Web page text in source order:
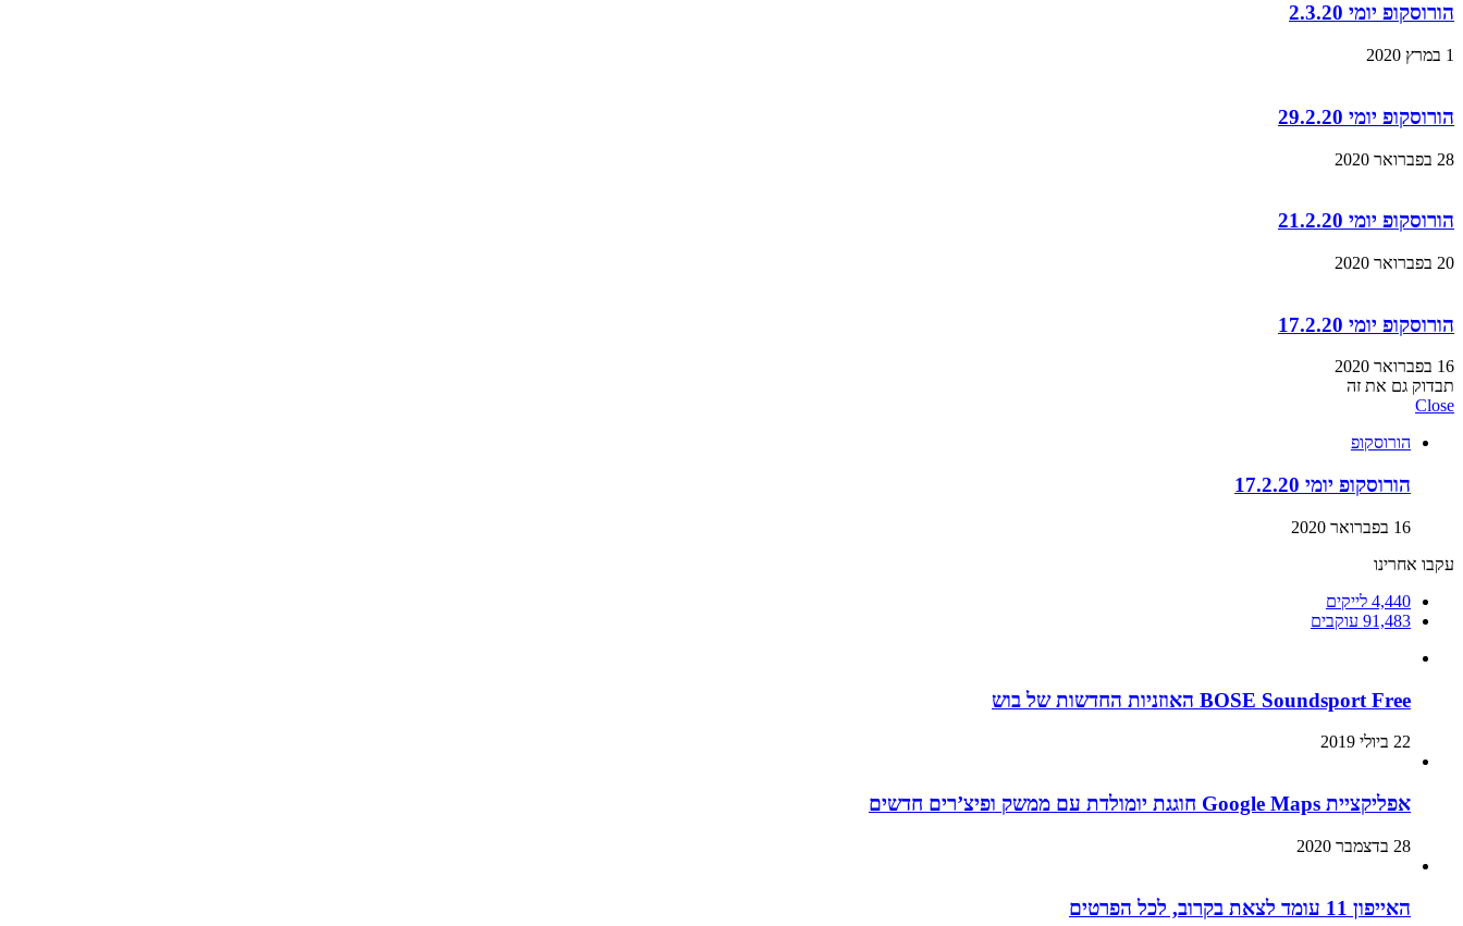
הורוסקופ יומי 2.3.20
1 במרץ 2020
הורוסקופ יומי 29.2.20
28 בפברואר 2020
הורוסקופ יומי 21.2.20
20 בפברואר 2020
הורוסקופ יומי 17.2.20
16 בפברואר 2020
תבדוק גם את זה
Close
הורוסקופ
הורוסקופ יומי 17.2.20
16 בפברואר 2020
עקבו אחרינו
4,440 לייקים
91,483 עוקבים
BOSE Soundsport Free האוזניות החדשות של בוש
22 ביולי 2019
אפליקציית Google Maps חוגגת יומולדת עם ממשק ופיצ’רים חדשים
28 בדצמבר 2020
האייפון 11 עומד לצאת בקרוב, לכל הפרטים